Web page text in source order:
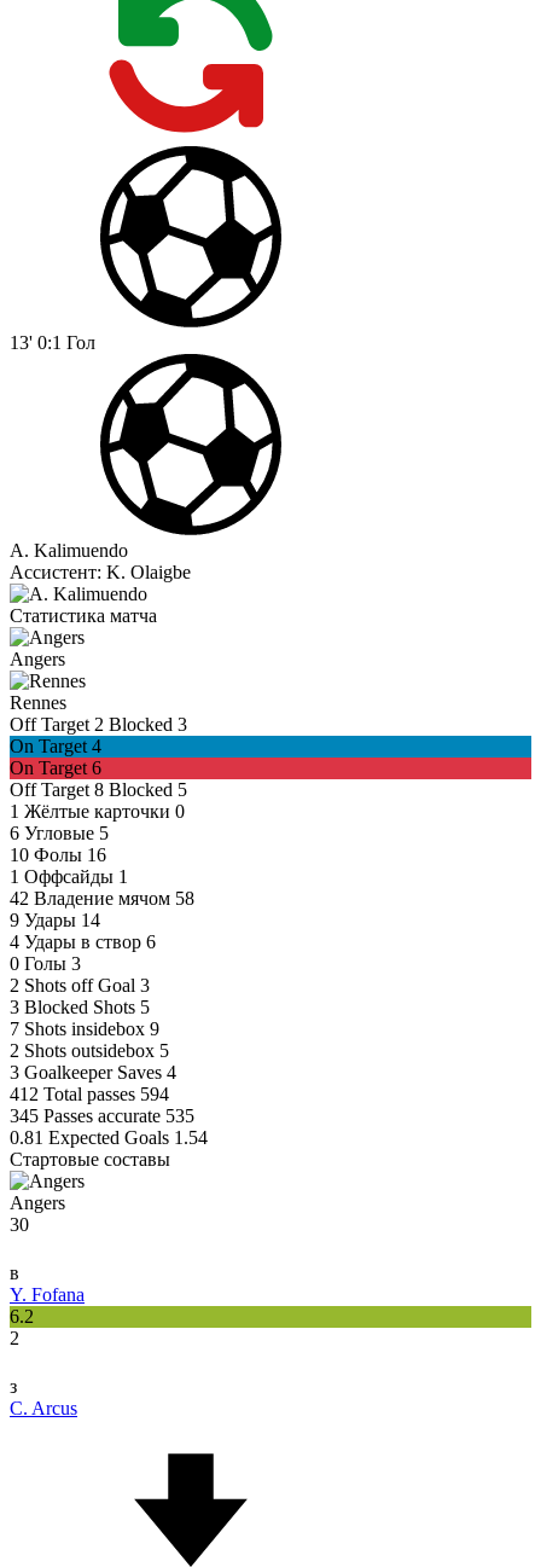
13' 0:1 Гол
A. Kalimuendo
Ассистент: K. Olaigbe
Статистика матча
Angers
Rennes
Off Target 2 Blocked 3
On Target 4
On Target 6
Off Target 8 Blocked 5
1 Жёлтые карточки 0
6 Угловые 5
10 Фолы 16
1 Оффсайды 1
42 Владение мячом 58
9 Удары 14
4 Удары в створ 6
0 Голы 3
2 Shots off Goal 3
3 Blocked Shots 5
7 Shots insidebox 9
2 Shots outsidebox 5
3 Goalkeeper Saves 4
412 Total passes 594
345 Passes accurate 535
0.81 Expected Goals 1.54
Стартовые составы
Angers
30
в
Y. Fofana
6.2
2
з
C. Arcus